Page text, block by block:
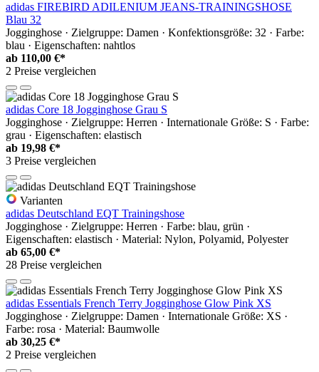
adidas FIREBIRD ADILENIUM JEANS-TRAININGSHOSE
Blau 32
Jogginghose · Zielgruppe: Damen · Konfektionsgröße: 32 · Farbe:
blau · Eigenschaften: nahtlos
ab 110,00 €*
2 Preise vergleichen
adidas Core 18 Jogginghose Grau S
Jogginghose · Zielgruppe: Herren · Internationale Größe: S · Farbe:
grau · Eigenschaften: elastisch
ab 19,98 €*
3 Preise vergleichen
Varianten
adidas Deutschland EQT Trainingshose
Jogginghose · Zielgruppe: Herren · Farbe: blau, grün ·
Eigenschaften: elastisch · Material: Nylon, Polyamid, Polyester
ab 65,00 €*
28 Preise vergleichen
adidas Essentials French Terry Jogginghose Glow Pink XS
Jogginghose · Zielgruppe: Damen · Internationale Größe: XS ·
Farbe: rosa · Material: Baumwolle
ab 30,25 €*
2 Preise vergleichen